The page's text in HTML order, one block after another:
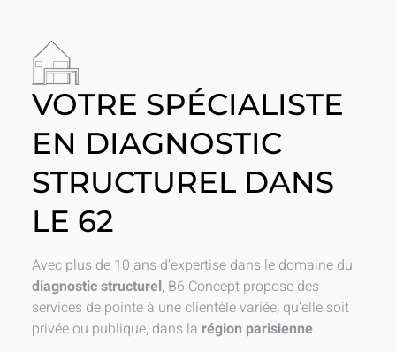
VOTRE SPÉCIALISTE
EN DIAGNOSTIC
STRUCTUREL DANS
LE 62
Avec plus de 10 ans d’expertise dans le domaine du
diagnostic structurel, B6 Concept propose des
services de pointe à une clientèle variée, qu’elle soit
privée ou publique, dans la région parisienne.